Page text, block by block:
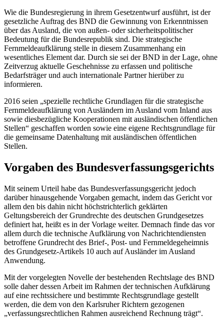
Wie die Bundesregierung in ihrem Gesetzentwurf ausführt, ist der
gesetzliche Auftrag des BND die Gewinnung von Erkenntnissen
über das Ausland, die von außen- oder sicherheitspolitischer
Bedeutung für die Bundesrepublik sind. Die strategische
Fernmeldeaufklärung stelle in diesem Zusammenhang ein
wesentliches Element dar. Durch sie sei der BND in der Lage, ohne
Zeitverzug aktuelle Geschehnisse zu erfassen und politische
Bedarfsträger und auch internationale Partner hierüber zu
informieren.
2016 seien „spezielle rechtliche Grundlagen für die strategische
Fernmeldeaufklärung von Ausländern im Ausland vom Inland aus
sowie diesbezügliche Kooperationen mit ausländischen öffentlichen
Stellen“ geschaffen worden sowie eine eigene Rechtsgrundlage für
die gemeinsame Datenhaltung mit ausländischen öffentlichen
Stellen.
Vorgaben des Bundesverfassungsgerichts
Mit seinem Urteil habe das Bundesverfassungsgericht jedoch
darüber hinausgehende Vorgaben gemacht, indem das Gericht vor
allem den bis dahin nicht höchstrichterlich geklärten
Geltungsbereich der Grundrechte des deutschen Grundgesetzes
definiert hat, heißt es in der Vorlage weiter. Demnach finde das vor
allem durch die technische Aufklärung von Nachrichtendiensten
betroffene Grundrecht des Brief-, Post- und Fernmeldegeheimnis
des Grundgesetz-Artikels 10 auch auf Ausländer im Ausland
Anwendung.
Mit der vorgelegten Novelle der bestehenden Rechtslage des BND
solle daher dessen Arbeit im Rahmen der technischen Aufklärung
auf eine rechtssichere und bestimmte Rechtsgrundlage gestellt
werden, die dem von den Karlsruher Richtern gezogenen
„verfassungsrechtlichen Rahmen ausreichend Rechnung trägt“.